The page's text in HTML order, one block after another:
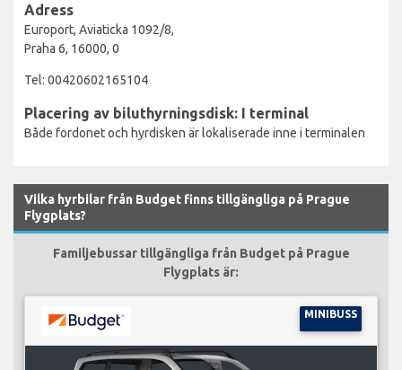
Adress
Europort, Aviaticka 1092/8,
Praha 6, 16000, 0
Tel: 00420602165104
Placering av biluthyrningsdisk: I terminal
Både fordonet och hyrdisken är lokaliserade inne i terminalen
Vilka hyrbilar från Budget finns tillgängliga på Prague
Flygplats?
Familjebussar tillgängliga från Budget på Prague
Flygplats är:
MINIBUSS